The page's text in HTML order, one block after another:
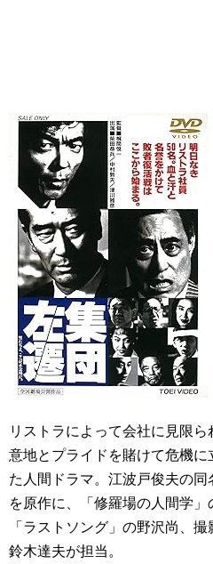
リストラによって会社に見限ら
意地とプライドを賭けて危機
た人間ドラマ。江波戸俊夫の同
を原作に、「修羅場の人間学
「ラストソング」の野沢尚、
鈴木達夫が担当。